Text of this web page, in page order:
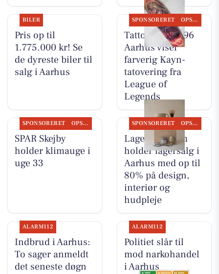
BILER
Pris op til
1.775.000 kr! Se
de dyreste biler til
salg i Aarhus
SPONSORERET OPSLAGSTAVLEN
Tattoo Studio 96
Aarhus viser
farverig Kayn-
tatovering fra
League of
Legends
SPONSORERET OPSLAGSTAVLEN
SPAR Skejby
holder klimauge i
uge 33
SPONSORERET OPSLAGSTAVLEN
Lagersalg.com
holder lagersalg i
Aarhus med op til
80% på design,
interiør og
hudpleje
ALARM112
Indbrud i Aarhus:
To sager anmeldt
det seneste døgn
ALARM112
Politiet slår til
mod narkohandel
i Aarhus